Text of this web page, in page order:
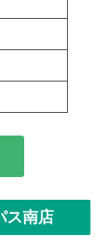
ス南店